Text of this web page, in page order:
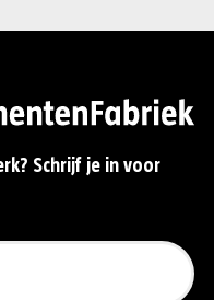
Schrijf je in voor